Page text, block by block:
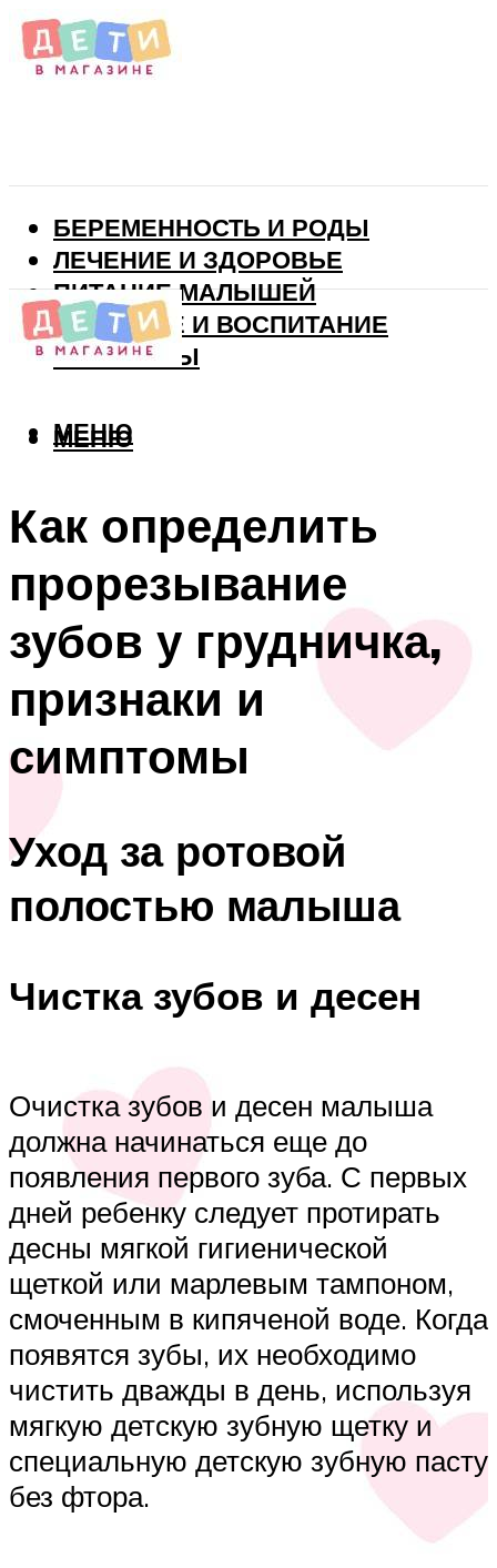
БЕРЕМЕННОСТЬ И РОДЫ
ЛЕЧЕНИЕ И ЗДОРОВЬЕ
ПИТАНИЕ МАЛЫШЕЙ
РАЗВИТИЕ И ВОСПИТАНИЕ
ВИТАМИНЫ
МЕНЮ
МЕНЮ
Как определить
прорезывание
зубов у грудничка,
признаки и
симптомы
Уход за ротовой
полостью малыша
Чистка зубов и десен
Очистка зубов и десен малыша
должна начинаться еще до
появления первого зуба. С первых
дней ребенку следует протирать
десны мягкой гигиенической
щеткой или марлевым тампоном,
смоченным в кипяченой воде. Когда
появятся зубы, их необходимо
чистить дважды в день, используя
мягкую детскую зубную щетку и
специальную детскую зубную пасту
без фтора.